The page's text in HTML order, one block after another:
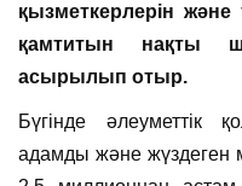
қызметкерлерін
қамтитын нақты
асырылып отыр.
Бүгінде әлеуметтік
адамды және жүздеген